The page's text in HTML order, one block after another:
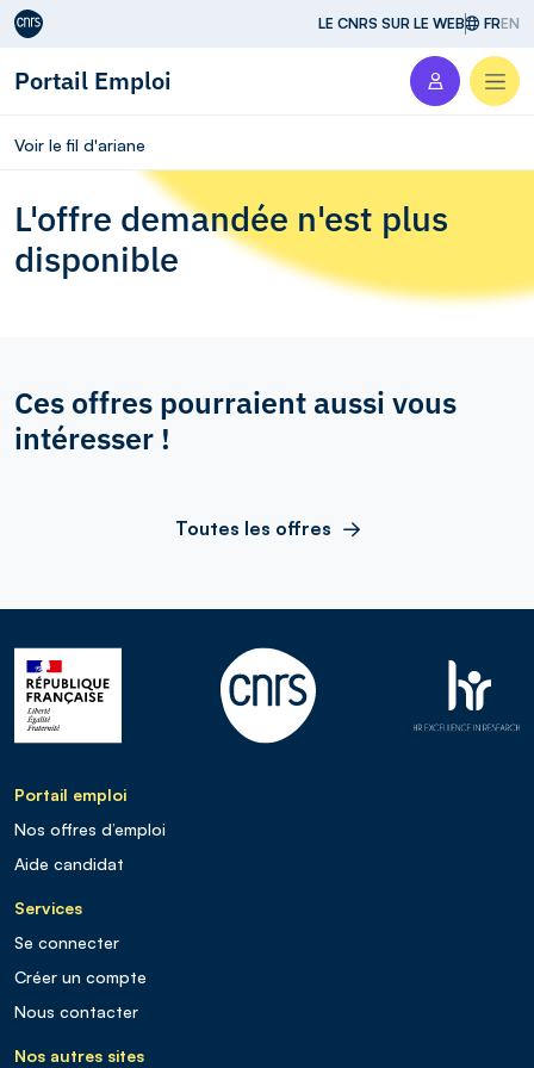
Aller au contenu LE CNRS SUR LE WEB FREN
Portail Emploi
Voir le fil d'ariane
L'offre demandée n'est plus
disponible
Ces offres pourraient aussi vous
intéresser !
Toutes les offres
Portail emploi
Nos offres d’emploi
Aide candidat
Services
Se connecter
Créer un compte
Nous contacter
Nos autres sites